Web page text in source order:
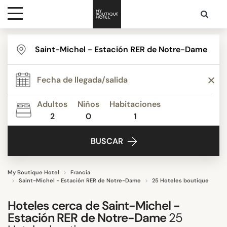
Destinos
Inspiración
Contacto
Adultos
2
Niños
0
Habitaciones
1
BUSCAR
My Boutique Hotel
Francia
Saint-Michel - Estación RER de Notre-Dame
25 Hoteles boutique
Hoteles cerca deSaint-Michel -
Estación RER de Notre-Dame25
ESTILO
Apartamentos
Boutique Hotels de Lujo
Budget Hotels
Hoteles boutique
Hoteles de Lujo & Palacios
Hoteles familiares
Hoteles pequeños
TEMÁTICA